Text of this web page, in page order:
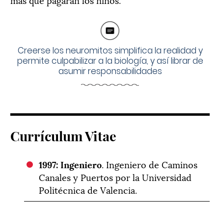
Creerse los neuromitos simplifica la realidad y
permite culpabilizar a la biología, y así librar de
asumir responsabilidades
Currículum Vitae
1997: Ingeniero. Ingeniero de Caminos
Canales y Puertos por la Universidad
Politécnica de Valencia.